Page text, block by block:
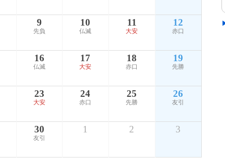
9
先負
10
仏滅
11
大安
12
赤口
16
仏滅
17
大安
18
赤口
19
先勝
23
大安
24
赤口
25
先勝
26
友引
30
友引
1 2 3